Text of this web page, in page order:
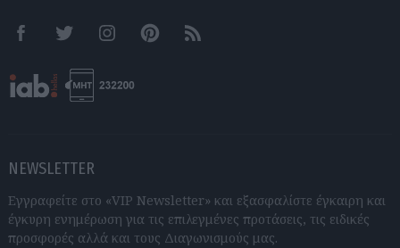
FacebookTwitter InstagramPinterestRSS feeds
NEWSLETTER
Εγγραφείτε στο «VIP Newsletter» και εξασφαλίστε έγκαιρη και
έγκυρη ενημέρωση για τις επιλεγμένες προτάσεις, τις ειδικές
προσφορές αλλά και τους Διαγωνισμούς μας.